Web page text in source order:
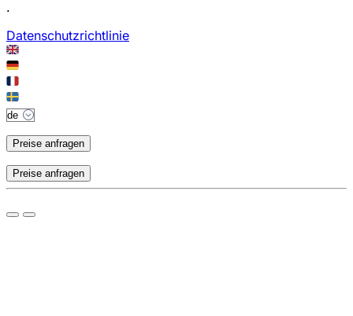
.
Datenschutzrichtlinie
Preise anfragen
Preise anfragen